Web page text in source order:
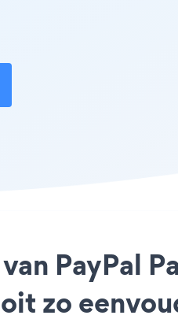
PayPal
zo